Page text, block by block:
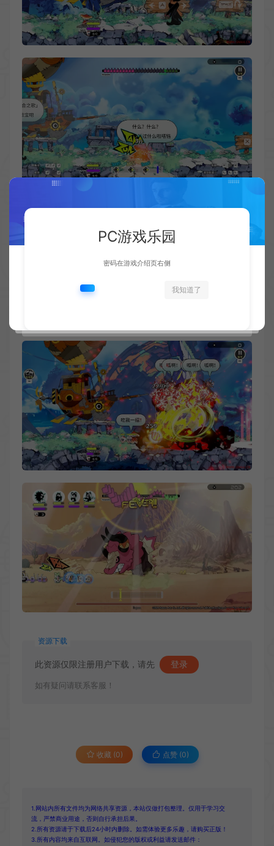
资源下载
此资源仅限注册用户下载，请先 登录
如有疑问请联系客服！
收藏 (0) 点赞 (0)
1.网站内所有文件均为网络共享资源，本站仅做打包整理。仅用于学习交
流，严禁商业用途，否则自行承担后果。
2.所有资源请于下载后24小时内删除。如需体验更多乐趣，请购买正版！
3.所有内容均来自互联网。如侵犯您的版权或利益请发送邮件：
PC游戏乐园
密码在游戏介绍页右侧
我知道了